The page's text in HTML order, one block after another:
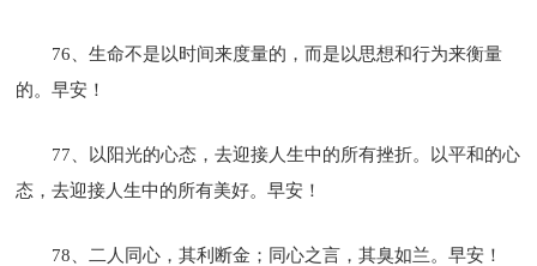
76、生命不是以时间来度量的，而是以思想和行为来衡量
的。早安！
77、以阳光的心态，去迎接人生中的所有挫折。以平和的心
态，去迎接人生中的所有美好。早安！
78、二人同心，其利断金；同心之言，其臭如兰。早安！